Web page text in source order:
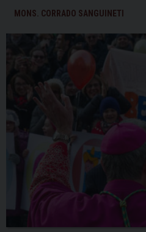
MONS. CORRADO SANGUINETI